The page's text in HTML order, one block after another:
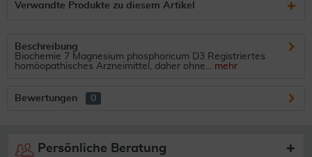
Verwandte Produkte zu diesem Artikel
Beschreibung
Biochemie 7 Magnesium phosphoricum D3 Registriertes
homöopathisches Arzneimittel, daher ohne... mehr
Bewertungen 0
Persönliche Beratung